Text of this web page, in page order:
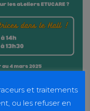
et traitements
ou les refuser en